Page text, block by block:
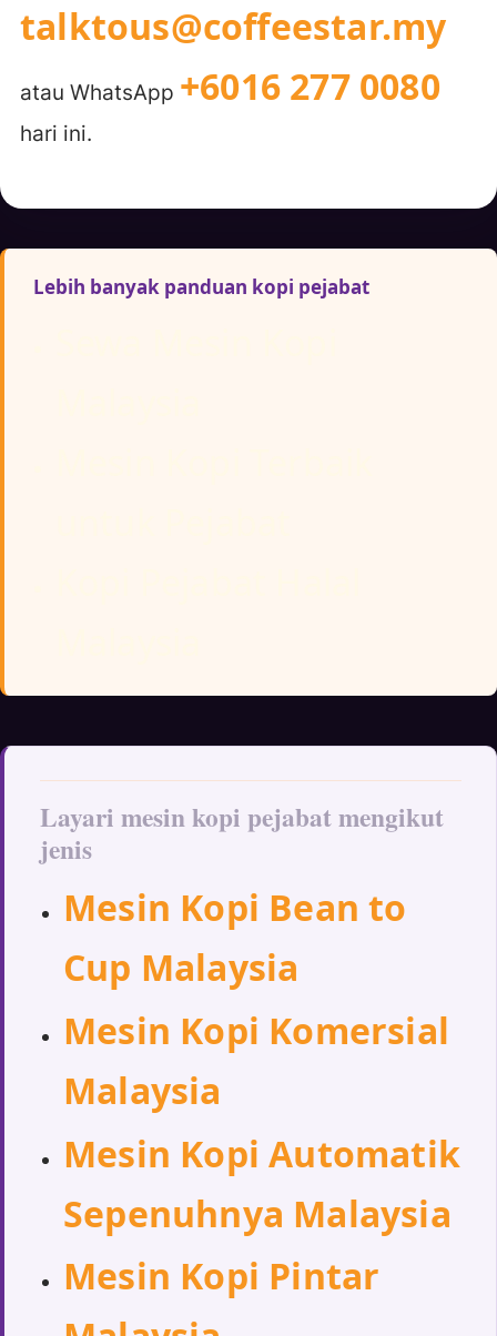
talktous@coffeestar.my
atau WhatsApp +6016 277 0080
hari ini.
Lebih banyak panduan kopi pejabat
Layari mesin kopi pejabat mengikut
jenis
Mesin Kopi Bean to
Cup Malaysia
Mesin Kopi Komersial
Malaysia
Mesin Kopi Automatik
Sepenuhnya Malaysia
Mesin Kopi Pintar